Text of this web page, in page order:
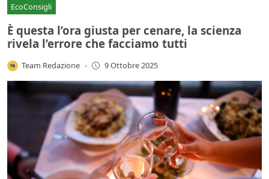
EcoConsigli
È questa l’ora giusta per cenare, la scienza
rivela l’errore che facciamo tutti
Team Redazione - 9 Ottobre 2025